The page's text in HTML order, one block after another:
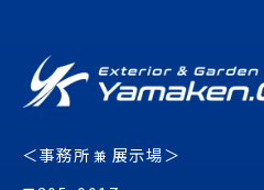
＜事務所 兼 展示場＞